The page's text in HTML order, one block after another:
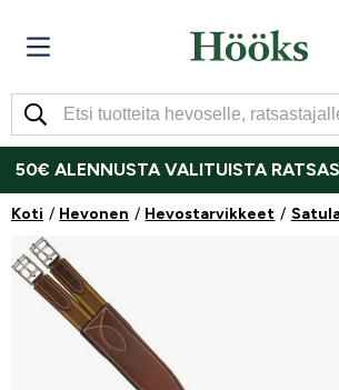
50€ ALENNUSTA VALITUISTA
Koti Hevonen Hevostarvikkeet